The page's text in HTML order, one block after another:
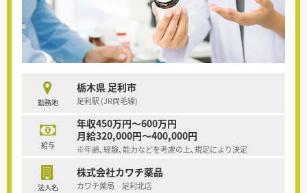
勤務地
栃木県 足利市
足利駅 (JR両毛線)
給与
年収450万円～600万円
月給320,000円～400,000円
※年齢、経験、能力などを考慮の上、規定により決定
法人名
株式会社カワチ薬品
カワチ薬局 足利北店